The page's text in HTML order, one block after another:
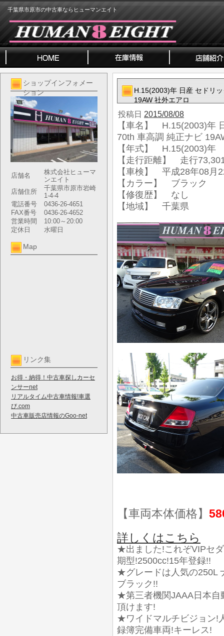
千葉県市原市の中古車ならヒューマンエイト
ショップインフォメー
ション
店舗名
株式会社ヒューマ
ンエイト
店舗住所
千葉県市原市岩崎
1-4-4
電話番号
0436-26-4651
FAX番号
0436-26-4652
営業時間
10:00～20:00
定休日
水曜日
Map
リンク集
お得・納得！中古車探しカーセ
ンサーnet
リアルタイム中古車情報!車選
び.com
中古車販売店情報のGoo-net
H.15(2003)年 日産 セドリ
19AW 社外エアロ
投稿日 2015/08/08
【車名】 H.15(2003)年
70th 車高調 純正ナビ
【年式】 H.15(2003)年
【走行距離】 走行
【車検】 平成28年08月
【カラー】 ブラック
【修復歴】 なし
【地域】 千葉県
【車両本体価格】
詳しくはこちら
★出ました!これぞVIPセ
期型!2500cc!15年登録!!
★グレードは人気の250L
ブラック!!
★第三者機関JAAA日本自
頂けます!
★ワイドマルチビジョン!
録簿完備車両!キーレス!